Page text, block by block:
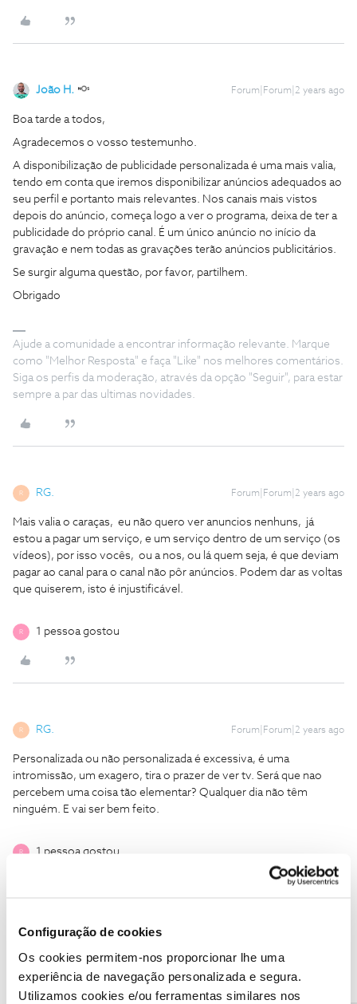
Configuração de cookies
Os cookies permitem-nos proporcionar lhe uma
experiência de navegação personalizada e segura.
Utilizamos cookies e/ou ferramentas similares nos
João H. Forum|Forum|2 years ago
Boa tarde a todos,
Agradecemos o vosso testemunho.
A disponibilização de publicidade personalizada é uma mais valia,
tendo em conta que iremos disponibilizar anúncios adequados ao
seu perfil e portanto mais relevantes. Nos canais mais vistos
depois do anúncio, começa logo a ver o programa, deixa de ter a
publicidade do próprio canal. É um único anúncio no início da
gravação e nem todas as gravações terão anúncios publicitários.
Se surgir alguma questão, por favor, partilhem.
Obrigado
Ajude a comunidade a encontrar informação relevante. Marque
como "Melhor Resposta" e faça "Like" nos melhores comentários.
Siga os perfis da moderação, através da opção "Seguir", para estar
sempre a par das ultimas novidades.
R RG. Forum|Forum|2 years ago
Mais valia o caraças, eu não quero ver anuncios nenhuns, já
estou a pagar um serviço, e um serviço dentro de um serviço (os
vídeos), por isso vocês, ou a nos, ou lá quem seja, é que deviam
pagar ao canal para o canal não pôr anúncios. Podem dar as voltas
que quiserem, isto é injustificável.
R 1 pessoa gostou
R RG. Forum|Forum|2 years ago
Personalizada ou não personalizada é excessiva, é uma
intromissão, um exagero, tira o prazer de ver tv. Será que nao
percebem uma coisa tão elementar? Qualquer dia não têm
ninguém. E vai ser bem feito.
R 1 pessoa gostou
os que aprovaram estes procedimentos e praticas é que
deveriam estar a ser incomodados, talvez uma Petição publica à